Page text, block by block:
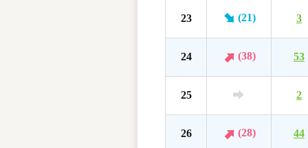
23 (21) 3
24 (38) 53
25 2
26 (28) 44